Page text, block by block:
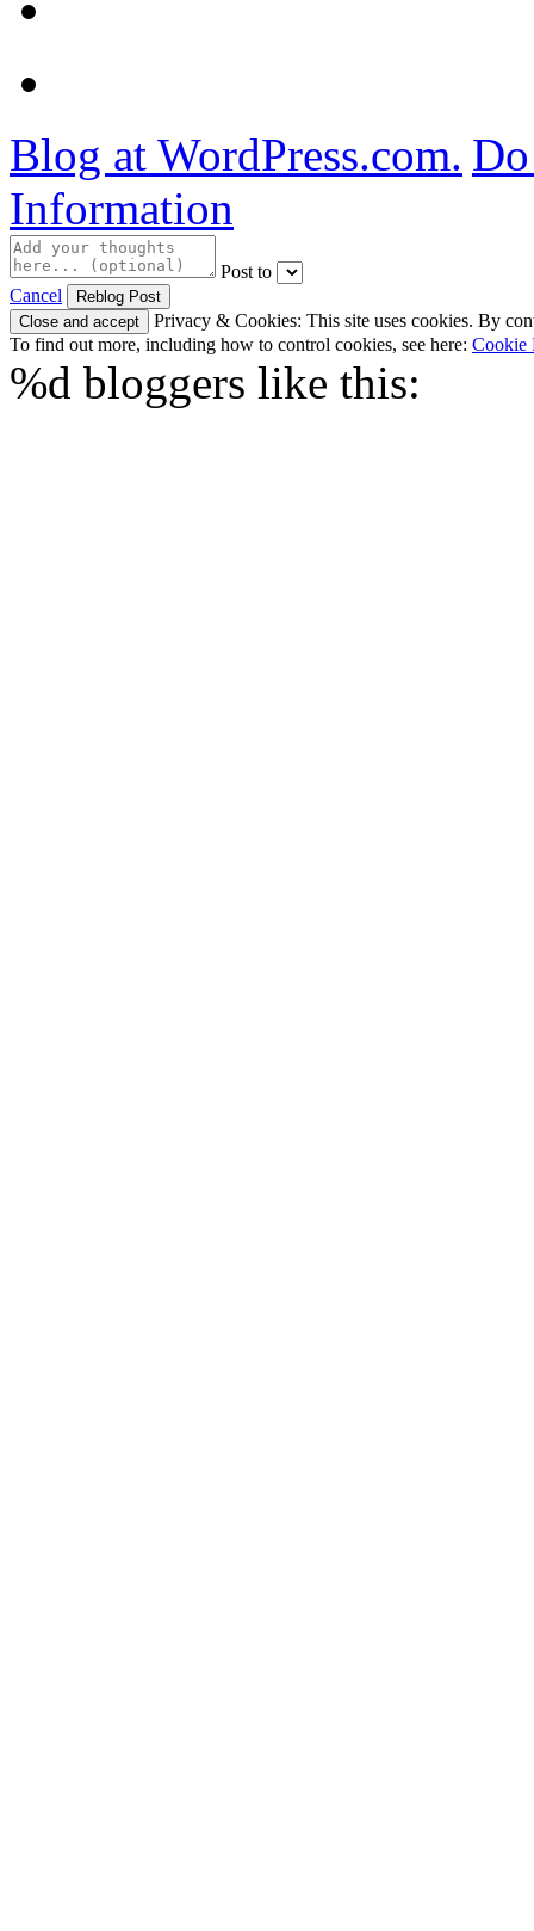
Blog at WordPress.com.
Information
Post to
Cancel
Privacy & Cookies: This site uses cookies. By
To find out more, including how to control cookies, see here: Cookie
%d bloggers like this: